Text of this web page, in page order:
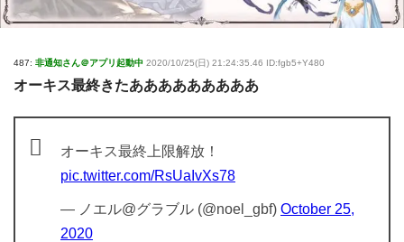
487: 非通知さん＠アプリ起動中 2020/10/25(日) 21:24:35.46 ID:fgb5+Y480
オーキス最終きたあああああああああ
オーキス最終上限解放！
pic.twitter.com/RsUaIvXs78
— ノエル@グラブル (@noel_gbf) October 25,
2020